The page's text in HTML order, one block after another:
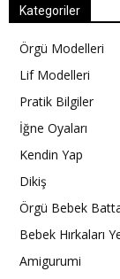
Kategoriler
Örgü Modelleri
Lif Modelleri
Pratik Bilgiler
İğne Oyaları
Kendin Yap
Dikiş
Örgü Bebek
Bebek Hırkaları
Amigurumi